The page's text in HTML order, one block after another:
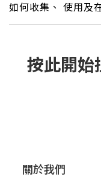
如何收集、 使用及
按此開始
關於我們